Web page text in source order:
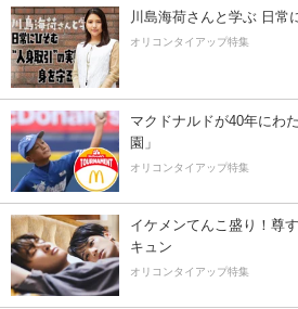
川島海荷さんと学ぶ 日常
オリコンタイアップ特集
マクドナルドが40年にわ
園」
オリコンタイアップ特集
イケメンてんこ盛り！尊
キュン
オリコンタイアップ特集